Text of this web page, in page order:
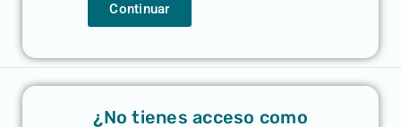
Continuar
¿No tienes acceso como